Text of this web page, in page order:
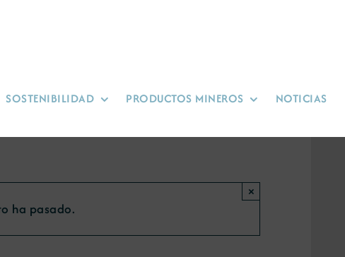
SOSTENIBILIDAD PRODUCTOS MINEROS NOTICIAS
ha pasado.
×